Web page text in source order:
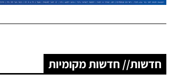
חדשות// חדשות מקומיות